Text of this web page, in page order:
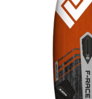
hvězdiček.